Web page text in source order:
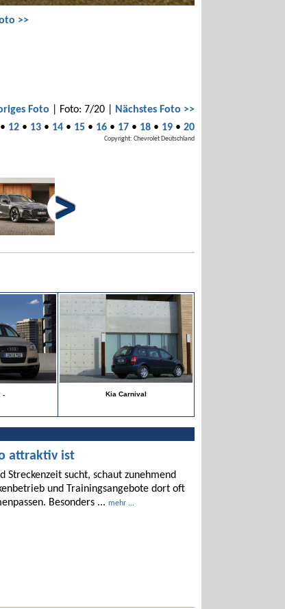
>>
Foto | Foto: 7/20 |
Nächstes Foto >>
• 12 • 13 • 14 • 15 • 16 • 17 • 18 • 19 • 20
Copyright: Chevrolet Deutschland
- Kia Carnival
attraktiv ist
Streckenzeit sucht, schaut zunehmend
und Trainingsangebote dort oft
Besonders ... mehr ...